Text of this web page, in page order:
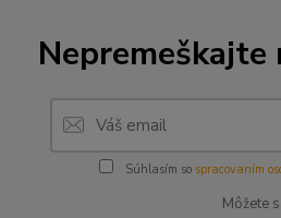
Nepremeškajte
Súhlasím so spracovaním
Môžete